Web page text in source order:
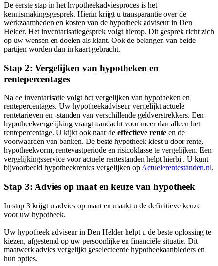
De eerste stap in het hypotheekadviesproces is het
kennismakingsgesprek. Hierin krijgt u transparantie over de
werkzaamheden en kosten van de hypotheek adviseur in Den
Helder. Het inventarisatiegesprek volgt hierop. Dit gesprek richt zich
op uw wensen en doelen als klant. Ook de belangen van beide
partijen worden dan in kaart gebracht.
Stap 2: Vergelijken van hypotheken en
rentepercentages
Na de inventarisatie volgt het vergelijken van hypotheken en
rentepercentages. Uw hypotheekadviseur vergelijkt actuele
rentetarieven en -standen van verschillende geldverstrekkers. Een
hypotheekvergelijking vraagt aandacht voor meer dan alleen het
rentepercentage. U kijkt ook naar de effectieve rente en de
voorwaarden van banken. De beste hypotheek kiest u door rente,
hypotheekvorm, rentevastperiode en risicoklasse te vergelijken. Een
vergelijkingsservice voor actuele rentestanden helpt hierbij. U kunt
bijvoorbeeld hypotheekrentes vergelijken opActuelerentestanden.nl.
Stap 3: Advies op maat en keuze van hypotheek
In stap 3 krijgt u advies op maat en maakt u de definitieve keuze
voor uw hypotheek.
Uw hypotheek adviseur in Den Helder helpt u de beste oplossing te
kiezen, afgestemd op uw persoonlijke en financiële situatie. Dit
maatwerk advies vergelijkt geselecteerde hypotheekaanbieders en
hun opties.